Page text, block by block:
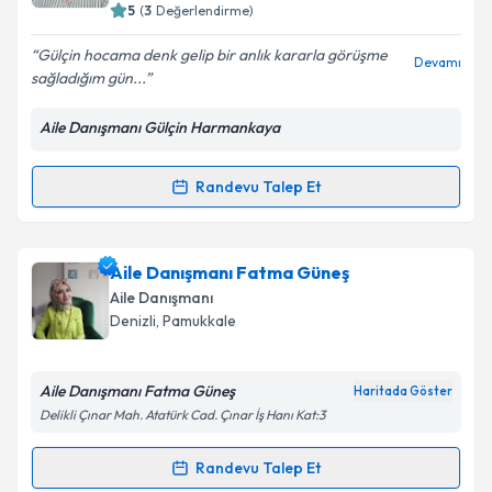
bilgilendireceğiz.
E-posta Adresiniz
'ni okudum ve kişisel verilerimin belirtilen
kapsamda işlenmesini kabul ediyorum.
Takvim Talebini Gönder
5 (3 Değerlendirme)
Gülçin hocama denk gelip bir anlık kararla görüşme
sağladığım gün...
Devamı
Aile Danışmanı Gülçin Harmankaya
Randevu Talep Et
Randevu Takvimi Talebi
Aile Danışmanı Gülçin Harmankayaiçin randevu
takvimi talebi oluşturun. Size bu uzmandan randevu
almanız için bir takvim hazırlandığında e-posta ile
bilgilendireceğiz.
Aile Danışmanı Fatma Güneş
Aile Danışmanı
Denizli, Pamukkale
Aile Danışmanı Fatma Güneş Haritada Göster
Delikli Çınar Mah. Atatürk Cad. Çınar İş Hanı Kat:3
Randevu Talep Et
Randevu Takvimi Talebi